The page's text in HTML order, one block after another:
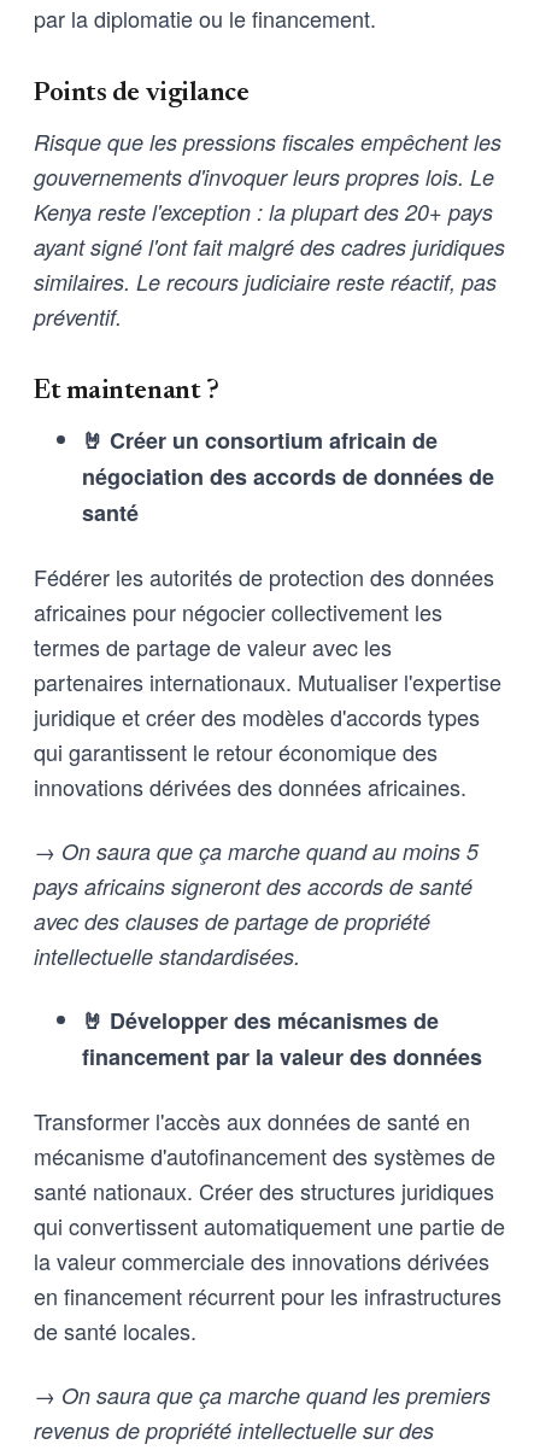
par la diplomatie ou le financement.
Points de vigilance
Risque que les pressions fiscales empêchent les
gouvernements d'invoquer leurs propres lois. Le
Kenya reste l'exception : la plupart des 20+ pays
ayant signé l'ont fait malgré des cadres juridiques
similaires. Le recours judiciaire reste réactif, pas
préventif.
Et maintenant ?
🤘 Créer un consortium africain de
négociation des accords de données de
santé
Fédérer les autorités de protection des données
africaines pour négocier collectivement les
termes de partage de valeur avec les
partenaires internationaux. Mutualiser l'expertise
juridique et créer des modèles d'accords types
qui garantissent le retour économique des
innovations dérivées des données africaines.
→ On saura que ça marche quand au moins 5
pays africains signeront des accords de santé
avec des clauses de partage de propriété
intellectuelle standardisées.
🤘 Développer des mécanismes de
financement par la valeur des données
Transformer l'accès aux données de santé en
mécanisme d'autofinancement des systèmes de
santé nationaux. Créer des structures juridiques
qui convertissent automatiquement une partie de
la valeur commerciale des innovations dérivées
en financement récurrent pour les infrastructures
de santé locales.
→ On saura que ça marche quand les premiers
revenus de propriété intellectuelle sur des